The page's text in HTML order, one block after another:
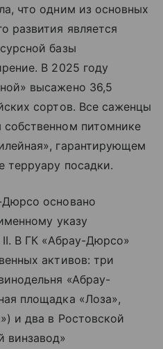
что одним из основных
развития является
базы
В 2025 году
высажено 36,5
сортов. Все саженцы
питомнике
гарантирующем
терруару посадки.
основано
указу
В ГК «Абрау-Дюрсо»
активов: три
«Абрау-
площадка «Лоза»,
и два в Ростовской
винзавод»